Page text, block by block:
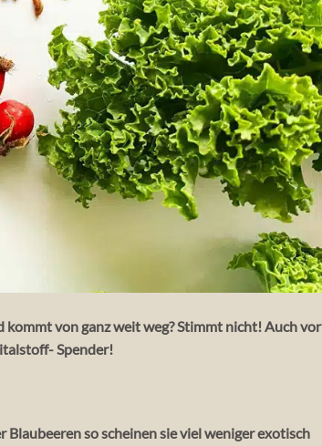
kommt von ganz weit weg? Stimmt nicht! Auch vor
Spender!
so scheinen sie viel weniger exotisch